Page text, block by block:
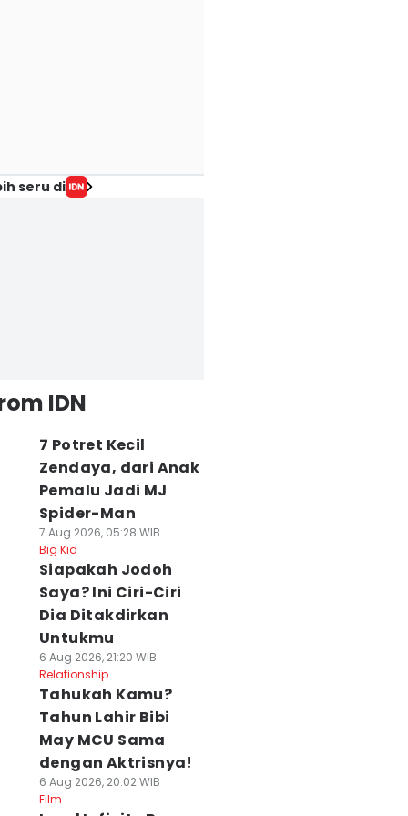
seru di
IDN
7 Potret Kecil
Zendaya, dari Anak
Pemalu Jadi MJ
Spider-Man
7 Aug 2026, 05:28 WIB
Big Kid
Siapakah Jodoh
Saya? Ini Ciri-Ciri
Dia Ditakdirkan
Untukmu
6 Aug 2026, 21:20 WIB
Relationship
Tahukah Kamu?
Tahun Lahir Bibi
May MCU Sama
dengan Aktrisnya!
6 Aug 2026, 20:02 WIB
Film